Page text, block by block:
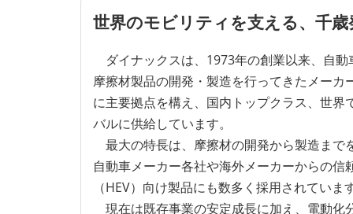
世界のモビリティを支える、千
ダイナックスは、1973年の創業以来、自
摩擦材製品の開発・製造を行ってきたメー
に主要拠点を構え、国内トップクラス、世
バルに供給しています。
最大の特長は、摩擦材の開発から製造まで
自動車メーカー各社や海外メーカーからの
（HEV）向け製品にも数多く採用されていま
現在は既存事業の安定成長に加え、電動化